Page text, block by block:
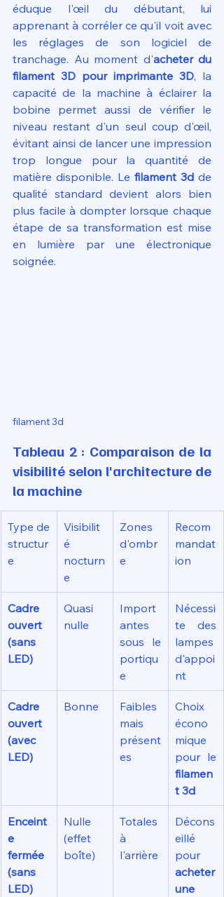
éduque l'œil du débutant, lui
apprenant à corréler ce qu'il voit avec
les réglages de son logiciel de
tranchage. Au moment d'acheter du
filament 3D pour imprimante 3D, la
capacité de la machine à éclairer la
bobine permet aussi de vérifier le
niveau restant d'un seul coup d'œil,
évitant ainsi de lancer une impression
trop longue pour la quantité de
matière disponible. Le filament 3d de
qualité standard devient alors bien
plus facile à dompter lorsque chaque
étape de sa transformation est mise
en lumière par une électronique
soignée.
filament 3d
Tableau 2 : Comparaison de la
visibilité selon l'architecture de
la machine
Type de
structur
e
Visibilit
é
nocturn
e
Zones
d'ombr
e
Recom
mandat
ion
Cadre
ouvert
(sans
LED)
Quasi
nulle
Import
antes
sous le
portiqu
e
Nécessi
te des
lampes
d'appoi
nt
Cadre
ouvert
(avec
LED)
Bonne
Faibles
mais
présent
es
Choix
écono
mique
filamen
t 3d
Enceint
e
fermée
(sans
LED)
Nulle
(effet
boîte)
Totales
à
l'arrière
Décons
eillé
acheter
une